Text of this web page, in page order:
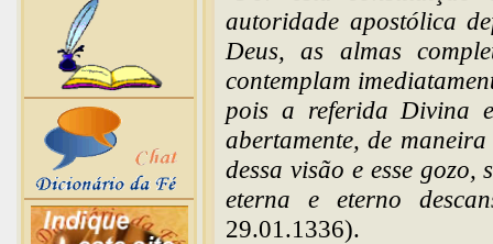
autoridade apostólica
Deus, as almas
contemplam
pois a referida Divina
abertamente, de
dessa visão e esse
eterna e eterno
29.01.1336).